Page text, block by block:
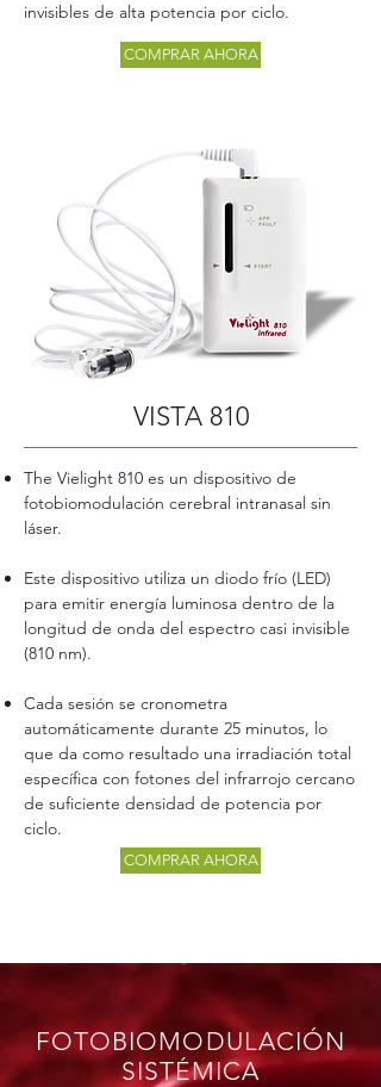
invisibles de alta potencia por ciclo.
COMPRAR AHORA
VISTA 810
The Vielight 810 es un dispositivo de
fotobiomodulación cerebral intranasal sin
láser.
Este dispositivo utiliza un diodo frío (LED)
para emitir energía luminosa dentro de la
longitud de onda del espectro casi invisible
(810 nm).
Cada sesión se cronometra
automáticamente durante 25 minutos, lo
que da como resultado una irradiación total
específica con fotones del infrarrojo cercano
de suficiente densidad de potencia por
ciclo.
COMPRAR AHORA
FOTOBIOMODULACIÓN
SISTÉMICA